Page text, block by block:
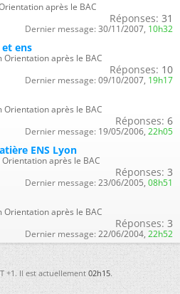
après le BAC
Réponses: 31
Dernier message: 30/11/2007, 10h32
ens
après le BAC
Réponses: 10
Dernier message: 09/10/2007, 19h17
après le BAC
Réponses: 6
Dernier message: 19/05/2006, 22h05
ENS Lyon
après le BAC
Réponses: 3
Dernier message: 23/06/2005, 08h51
après le BAC
Réponses: 3
Dernier message: 22/06/2004, 22h52
+1. Il est actuellement02h15.